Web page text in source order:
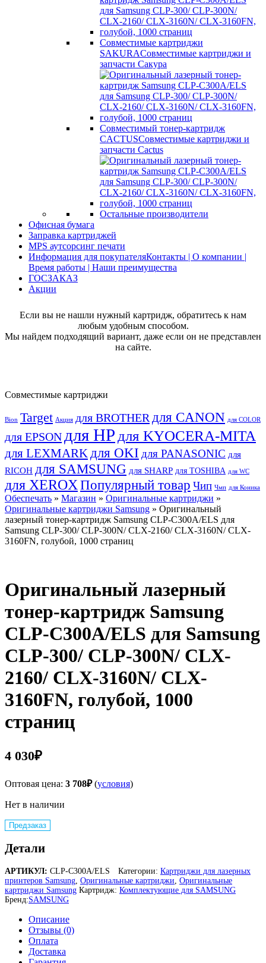
Совместимые картриджи
SAKURAСовместимые картриджи и
запчасти Сакура
Совместимый тонер-картридж
CACTUSСовместимые картриджи и
запчасти Cactus
Остальные производители
Офисная бумага
Заправка картриджей
MPS аутсорсинг печати
Информация для покупателяКонтакты | О компании |
Время работы | Наши преимущества
ГОСЗАКАЗ
Акции
Если вы не нашли нужный картридж, обратитесь к нам
любым удобным способом.
Мы найдем подходящий вариант, даже если он не представлен
на сайте.
Совместимые картриджи
Bion Target Акция для BROTHER для CANON для COLOR
для EPSON для HP для KYOCERA-MITA
для LEXMARK для OKI для PANASONIC для
RICOH для SAMSUNG для SHARP для TOSHIBA для WC
для XEROX Популярный товар Чип Чмп для Коника
Обеспечать » Магазин » Оригинальные картриджи »
Оригинальные картриджи Samsung » Оригинальный
лазерный тонер-картридж Samsung CLP-C300A/ELS для
Samsung CLP-300/ CLP-300N/ CLX-2160/ CLX-3160N/ CLX-
3160FN, голубой, 1000 страниц
Оригинальный лазерный
тонер-картридж Samsung
CLP-C300A/ELS для Samsung
CLP-300/ CLP-300N/ CLX-
2160/ CLX-3160N/ CLX-
3160FN, голубой, 1000
страниц
4 030₽
Оптовая цена: 3 708₽(условия)
Нет в наличии
Предзаказ
Детали
АРТИКУЛ: CLP-C300A/ELS Категории: Картриджи для лазерных
принтеров Samsung Оригинальные картриджи Оригинальные
картриджи Samsung Картридж: Комплектующие для SAMSUNG
Бренд:SAMSUNG
Описание
Отзывы (0)
Оплата
Доставка